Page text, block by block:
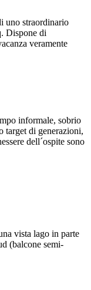
uno straordinario
Dispone di
veramente
informale, sobrio
target di generazioni,
dell´ospite sono
vista lago in parte
(balcone semi-